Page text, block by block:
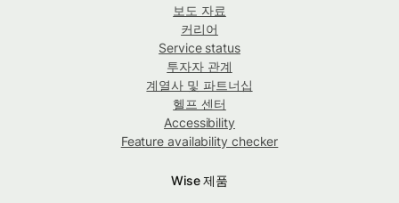
보도 자료
커리어
Service status
투자자 관계
계열사 및 파트너십
헬프 센터
Accessibility
Feature availability checker
Wise 제품